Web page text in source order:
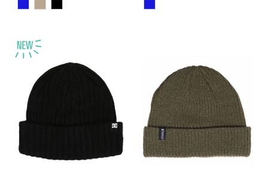
Colour
Dark Navy
Natural
Black Colour
ACADEMY NAVY